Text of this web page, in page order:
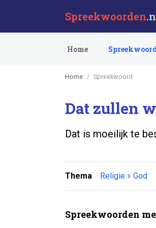
Spreekwoorden
Home
Home Spreekwoord
Dat zullen
Dat is moeilijk te
Thema Religie God
Spreekwoorden